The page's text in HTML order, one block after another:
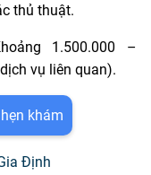
thủ thuật.
1.500.000 –
vụ liên quan).
khám